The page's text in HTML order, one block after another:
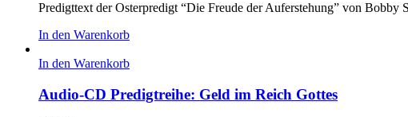
Predigttext der Osterpredigt “Die Freude der Auferstehung” von
In den Warenkorb
In den Warenkorb
Audio-CD Predigtreihe: Geld im Reich Gottes